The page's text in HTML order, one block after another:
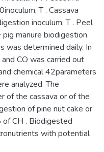
T . Cassava
inoculum, T . Peel
manure biodigestion
was determined daily. In
CO was carried out
chemical 42parameters
analyzed. The
of the cassava or of the
of pine nut cake or
CH . Biodigested
with potential